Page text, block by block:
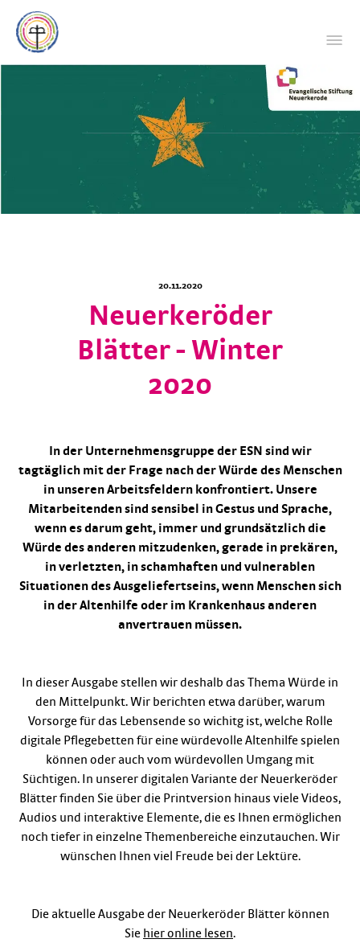
20.11.2020
Neuerkeröder
Blätter - Winter
2020
In der Unternehmensgruppe der ESN sind wir
tagtäglich mit der Frage nach der Würde des Menschen
in unseren Arbeitsfeldern konfrontiert. Unsere
Mitarbeitenden sind sensibel in Gestus und Sprache,
wenn es darum geht, immer und grundsätzlich die
Würde des anderen mitzudenken, gerade in prekären,
in verletzten, in schamhaften und vulnerablen
Situationen des Ausgeliefertseins, wenn Menschen sich
in der Altenhilfe oder im Krankenhaus anderen
anvertrauen müssen.
In dieser Ausgabe stellen wir deshalb das Thema Würde in
den Mittelpunkt. Wir berichten etwa darüber, warum
Vorsorge für das Lebensende so wichitg ist, welche Rolle
digitale Pflegebetten für eine würdevolle Altenhilfe spielen
können oder auch vom würdevollen Umgang mit
Süchtigen. In unserer digitalen Variante der Neuerkeröder
Blätter finden Sie über die Printversion hinaus viele Videos,
Audios und interaktive Elemente, die es Ihnen ermöglichen
noch tiefer in einzelne Themenbereiche einzutauchen. Wir
wünschen Ihnen viel Freude bei der Lektüre.
Die aktuelle Ausgabe der Neuerkeröder Blätter können
Sie hier online lesen.